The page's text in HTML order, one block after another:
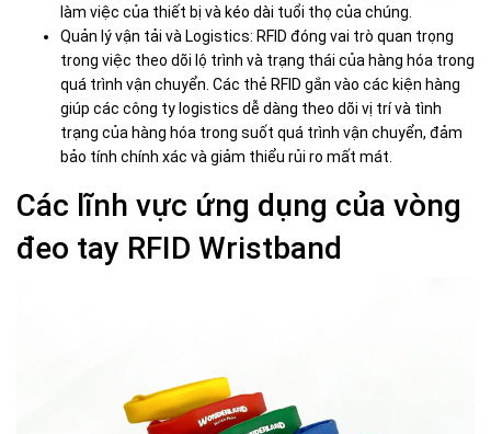
làm việc của thiết bị và kéo dài tuổi thọ của chúng.
Quản lý vận tải và Logistics: RFID đóng vai trò quan trọng
trong việc theo dõi lộ trình và trạng thái của hàng hóa trong
quá trình vận chuyển. Các thẻ RFID gắn vào các kiện hàng
giúp các công ty logistics dễ dàng theo dõi vị trí và tình
trạng của hàng hóa trong suốt quá trình vận chuyển, đảm
bảo tính chính xác và giảm thiểu rủi ro mất mát.
Các lĩnh vực ứng dụng của vòng
đeo tay RFID Wristband